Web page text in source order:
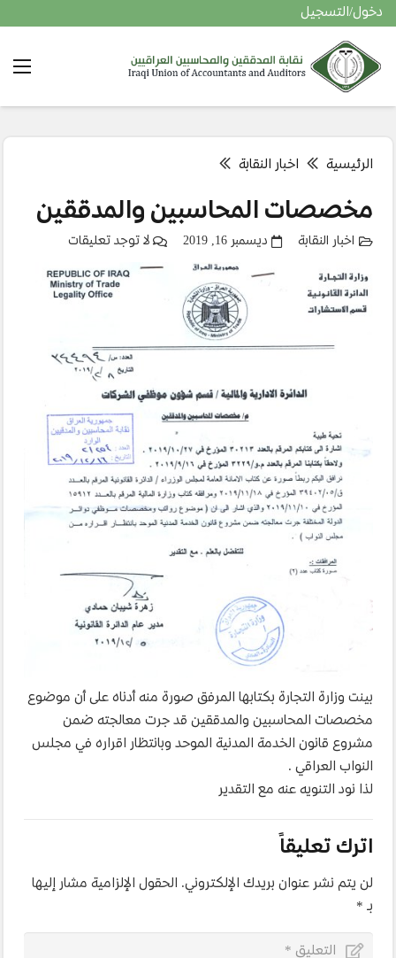
دخول/التسجيل
الرئيسية اخبار النقابة
مخصصات المحاسبين والمدققين
اخبار النقابة ديسمبر 16, 2019 لا توجد تعليقات
بينت وزارة التجارة بكتابها المرفق صورة منه أدناه على أن موضوع
مخصصات المحاسبين والمدققين قد جرت معالجته ضمن
مشروع قانون الخدمة المدنية الموحد وبانتظار اقراره في مجلس
النواب العراقي .
لذا نود التنويه عنه مع التقدير
اترك تعليقاً
لن يتم نشر عنوان بريدك الإلكتروني. الحقول الإلزامية مشار إليها
بـ *